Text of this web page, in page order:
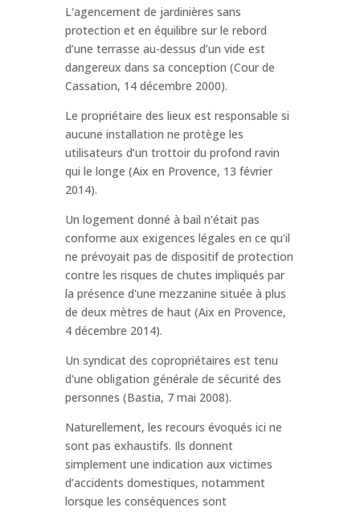
L'agencement de jardinières sans
protection et en équilibre sur le rebord
d’une terrasse au-dessus d’un vide est
dangereux dans sa conception (Cour de
Cassation, 14 décembre 2000).
Le propriétaire des lieux est responsable si
aucune installation ne protège les
utilisateurs d’un trottoir du profond ravin
qui le longe (Aix en Provence, 13 février
2014).
Un logement donné à bail n'était pas
conforme aux exigences légales en ce qu'il
ne prévoyait pas de dispositif de protection
contre les risques de chutes impliqués par
la présence d'une mezzanine située à plus
de deux mètres de haut (Aix en Provence,
4 décembre 2014).
Un syndicat des copropriétaires est tenu
d'une obligation générale de sécurité des
personnes (Bastia, 7 mai 2008).
Naturellement, les recours évoqués ici ne
sont pas exhaustifs. Ils donnent
simplement une indication aux victimes
d’accidents domestiques, notamment
lorsque les conséquences sont